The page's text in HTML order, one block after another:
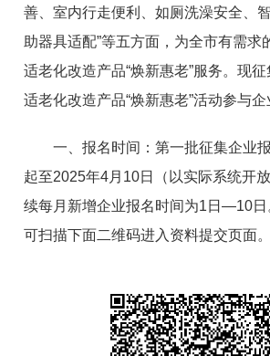
善、室内行走便利、如厕洗澡安全、
助器具适配”等五方面，为全市有需求
适老化改造产品“焕新惠老”服务。现
适老化改造产品“焕新惠老”活动参与企
一、报名时间：第一批征集企业
起至2025年4月10日（以实际系统开
续每月新增企业报名时间为1日—10日
可扫描下面二维码进入资料提交页面。